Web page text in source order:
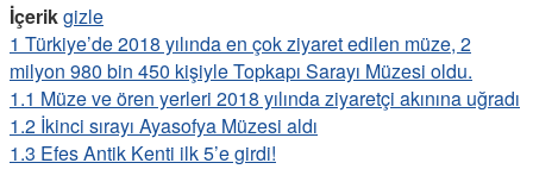
İçerikgizle
1 Türkiye’de 2018 yılında en çok ziyaret edilen müze, 2
milyon 980 bin 450 kişiyle Topkapı Sarayı Müzesi oldu.
1.1 Müze ve ören yerleri 2018 yılında ziyaretçi akınına uğradı
1.2 İkinci sırayı Ayasofya Müzesi aldı
1.3 Efes Antik Kenti ilk 5’e girdi!